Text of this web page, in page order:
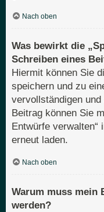
Nach oben
Was bewirkt die
Schreiben eines
Hiermit können Sie
speichern und zu
vervollständigen
Beitrag können Sie
Entwürfe verwalten“
erneut laden.
Nach oben
Warum muss mein
werden?